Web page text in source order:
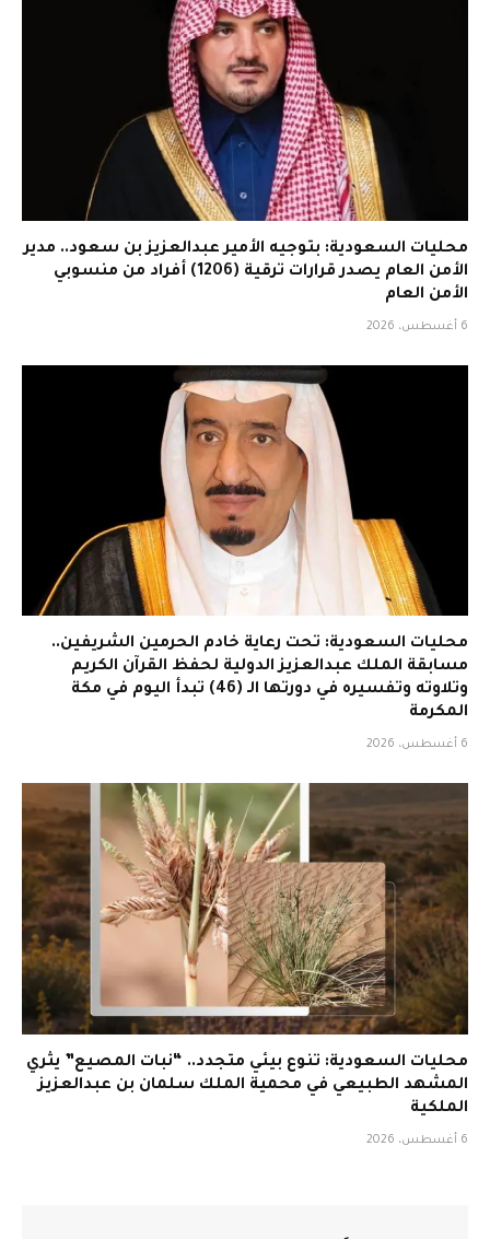
محليات السعودية: بتوجيه الأمير عبدالعزيز بن سعود.. مدير
الأمن العام يصدر قرارات ترقية (1206) أفراد من منسوبي
الأمن العام
6 أغسطس، 2026
محليات السعودية: تحت رعاية خادم الحرمين الشريفين..
مسابقة الملك عبدالعزيز الدولية لحفظ القرآن الكريم
وتلاوته وتفسيره في دورتها الـ (46) تبدأ اليوم في مكة
المكرمة
6 أغسطس، 2026
محليات السعودية: تنوع بيئي متجدد.. “نبات المصيع” يثري
المشهد الطبيعي في محمية الملك سلمان بن عبدالعزيز
الملكية
6 أغسطس، 2026